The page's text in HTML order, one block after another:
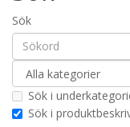
Sök
Sök i
Sök i